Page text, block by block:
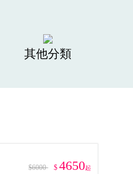
其他分類
$6000 $4650起